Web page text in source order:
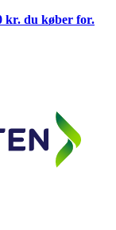
kr. du køber for.